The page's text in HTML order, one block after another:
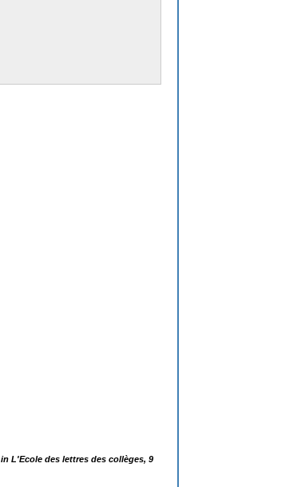
in L'Ecole des lettres des collèges, 9